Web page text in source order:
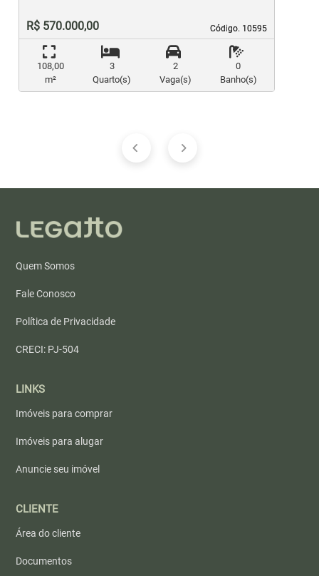
Código. 10595
Código. 10595
R$ 570.000,00
108,00
m²
3
Quarto(s)
2
Vaga(s)
0
Banho(s)
Quem Somos
Fale Conosco
Política de Privacidade
CRECI: PJ-504
LINKS
Imóveis para comprar
Imóveis para alugar
Anuncie seu imóvel
CLIENTE
Área do cliente
Documentos